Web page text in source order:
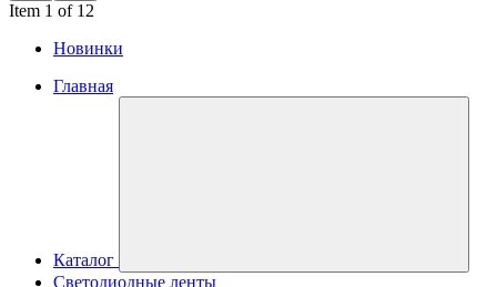
Item 1 of 12
Новинки
Главная
Каталог
Светодиодные ленты